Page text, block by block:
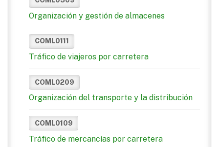
Organización y gestión de almacenes
COML0111
Tráfico de viajeros por carretera
COML0209
Organización del transporte y la distribución
COML0109
Tráfico de mercancías por carretera